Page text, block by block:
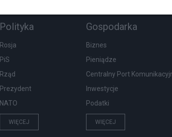
Polityka
Rosja
PiS
Rząd
Prezydent
NATO
WIĘCEJ
Gospodarka
Biznes
Pieniądze
Centralny Port
Inwestycje
Podatki
WIĘCEJ